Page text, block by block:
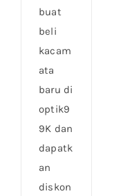
buat
beli
kacam
ata
baru di
optik9
9K dan
dapatk
an
diskon